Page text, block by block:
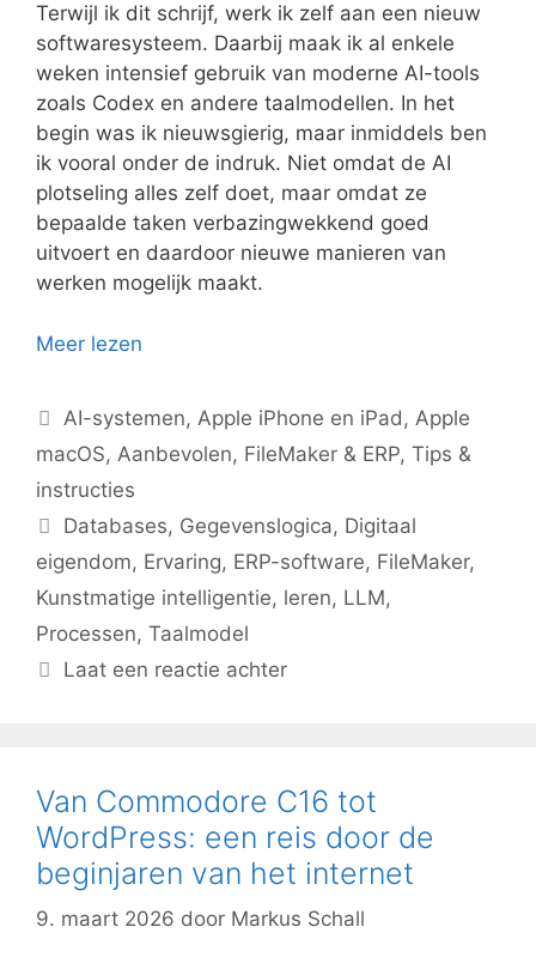
Terwijl ik dit schrijf, werk ik zelf aan een nieuw
softwaresysteem. Daarbij maak ik al enkele
weken intensief gebruik van moderne AI-tools
zoals Codex en andere taalmodellen. In het
begin was ik nieuwsgierig, maar inmiddels ben
ik vooral onder de indruk. Niet omdat de AI
plotseling alles zelf doet, maar omdat ze
bepaalde taken verbazingwekkend goed
uitvoert en daardoor nieuwe manieren van
werken mogelijk maakt.
Meer lezen
Categorieën
AI-systemen, Apple iPhone en iPad , Apple
macOS, Aanbevolen, FileMaker & ERP, Tips &
instructies
Tags
Databases, Gegevenslogica, Digitaal
eigendom, Ervaring, ERP-software, FileMaker,
Kunstmatige intelligentie, leren, LLM,
Processen, Taalmodel
Laat een reactie achter
Van Commodore C16 tot
WordPress: een reis door de
beginjaren van het internet
9. maart 2026 door Markus Schall